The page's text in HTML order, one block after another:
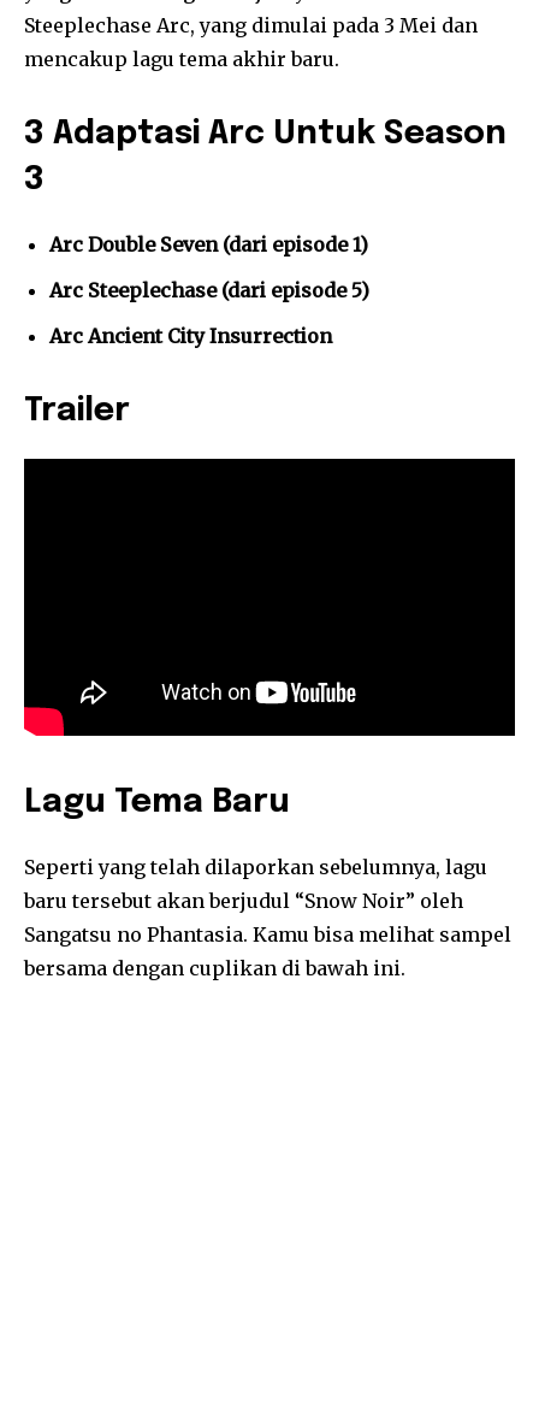
Steeplechase Arc, yang dimulai pada 3 Mei dan
mencakup lagu tema akhir baru.
3 Adaptasi Arc Untuk Season
3
Arc Double Seven (dari episode 1)
Arc Steeplechase (dari episode 5)
Arc Ancient City Insurrection
Trailer
Lagu Tema Baru
Seperti yang telah dilaporkan sebelumnya, lagu
baru tersebut akan berjudul “Snow Noir” oleh
Sangatsu no Phantasia. Kamu bisa melihat sampel
bersama dengan cuplikan di bawah ini.